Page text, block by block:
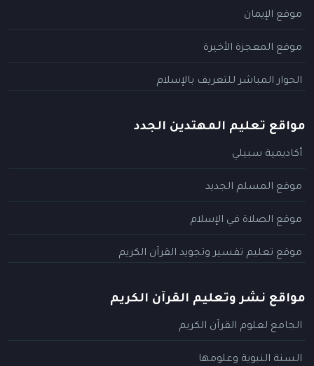
موقع الإيمان
موقع المعجزة الأخيرة
الحوار المباشر للتعريف بالإسلام
مواقع تعليم المهتدين الجدد
أكاديمية سبيلي
موقع المسلم الجديد
موقع الصلاة في الإسلام
موقع تعليم تفسير وتجويد القرآن الكريم
مواقع نشر وتعليم القرآن الكريم
الجامع لعلوم القرآن الكريم
السنة النبوية وعلومها